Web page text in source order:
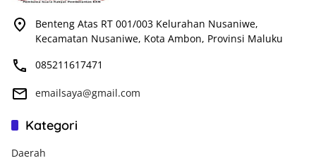
Benteng Atas RT 001/003 Kelurahan Nusaniwe,
Kecamatan Nusaniwe, Kota Ambon, Provinsi Maluku
085211617471
emailsaya@gmail.com
Kategori
Daerah